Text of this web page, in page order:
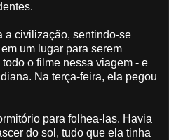
a civilização, sentindo-se
um lugar para serem
o filme nessa viagem - e
Na terça-feira, ela pegou
para folhea-las. Havia
do sol, tudo que ela tinha